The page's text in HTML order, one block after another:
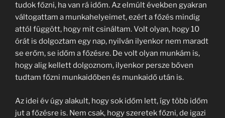
tudok főzni, ha van rá időm. Az elmúlt években gyakran
váltogattam a munkahelyeimet, ezért a főzés mindig
attól függött, hogy mit csináltam. Volt olyan, hogy 10
órát is dolgoztam egy nap, nyilván ilyenkor nem maradt
se erőm, se időm a főzésre. De volt olyan munkám is,
hogy alig kellett dolgoznom, ilyenkor persze bőven
tudtam főzni munkaidőben és munkaidő után is.
Az idei év úgy alakult, hogy sok időm lett, így több időm
jut a főzésre is. Nem csak, hogy szeretek főzni, de igazi